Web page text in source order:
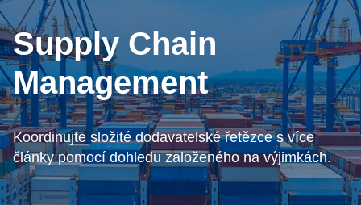
Supply Chain
Management
Koordinujte složité dodavatelské řetězce s více
články pomocí dohledu založeného na výjimkách.